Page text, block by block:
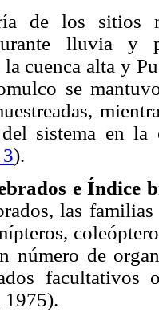
de los sitios
lluvia y
cuenca alta y
se
sistema en
).
e Índice
las
número de
facultativos